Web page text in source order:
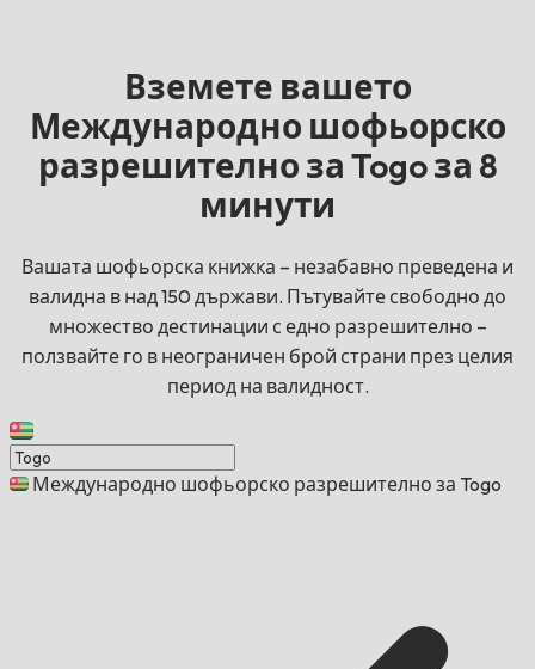
Вземете вашето
Международно шофьорско
разрешително за Togo за 8
минути
Вашата шофьорска книжка – незабавно преведена и
валидна в над 150 държави. Пътувайте свободно до
множество дестинации с едно разрешително –
ползвайте го в неограничен брой страни през целия
период на валидност.
Международно шофьорско разрешително за Togo